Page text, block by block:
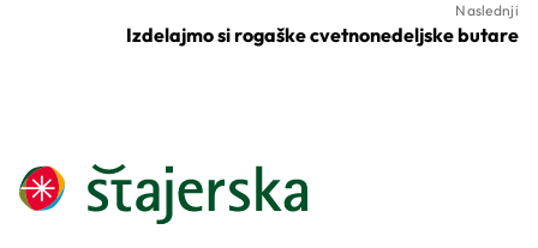
Naslednji
Izdelajmo si rogaške cvetnonedeljske butare